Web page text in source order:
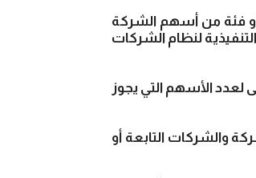
أو فئة من أسهم الشركة
لنظام الشركات
لعدد الأسهم التي يجوز
والشركات التابعة أو